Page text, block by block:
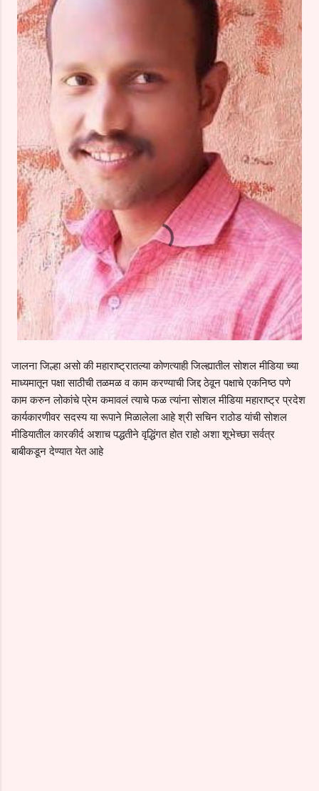
जालना जिल्हा असो की महाराष्ट्रातल्या कोणत्याही जिल्ह्यातील सोशल मीडिया च्या
माध्यमातून पक्षा साठीची तळमळ व काम करण्याची जिद्द ठेवून पक्षाचे एकनिष्ठ पणे
काम करुन लोकांचे प्रेम कमावलं त्याचे फळ त्यांना सोशल मीडिया महाराष्ट्र प्रदेश
कार्यकारणीवर सदस्य या रूपाने मिळालेला आहे श्री सचिन राठोड यांची सोशल
मीडियातील कारकीर्द अशाच पद्धतीने वृद्धिंगत होत राहो अशा शूभेच्छा सर्वत्र
बाबीकडून देण्यात येत आहे